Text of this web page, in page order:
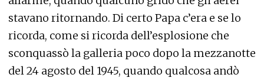
stavano ritornando. Di certo Papa c’era e se lo
ricorda, come si ricorda dell’esplosione che
sconquassò la galleria poco dopo la mezzanotte
del 24 agosto del 1945, quando qualcosa andò